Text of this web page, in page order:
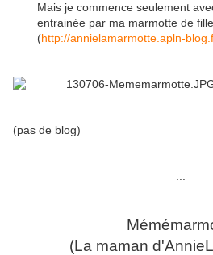
Mais je commence seulement
entrainée par ma marmotte de fille
(http://annielamarmotte.apln-
(pas de blog)
(La maman